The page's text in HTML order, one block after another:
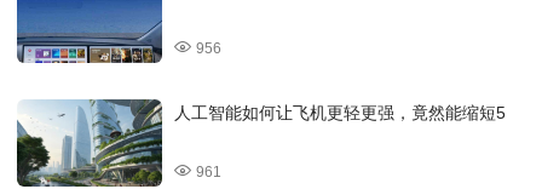
956
人工智能如何让飞机更轻更强，竟然能缩短5
961